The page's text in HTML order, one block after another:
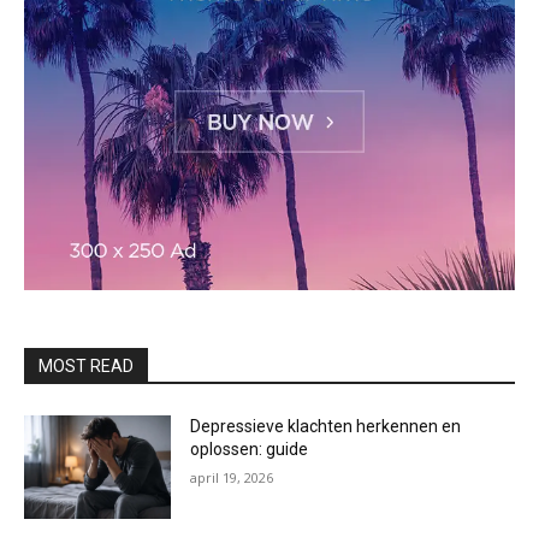
MOST READ
Depressieve klachten herkennen en
oplossen: guide
april 19, 2026